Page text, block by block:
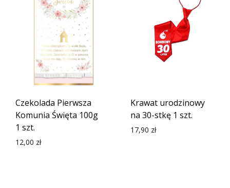
Czekolada Pierwsza
Komunia Święta 100g
1 szt.
12,00 zł
Krawat urodzinowy
na 30-stkę 1 szt.
17,90 zł